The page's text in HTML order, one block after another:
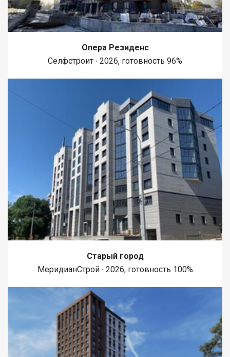
Опера Резиденс
Селфстроит ∙ 2026, готовность 96%
Старый город
МеридианСтрой ∙ 2026, готовность 100%